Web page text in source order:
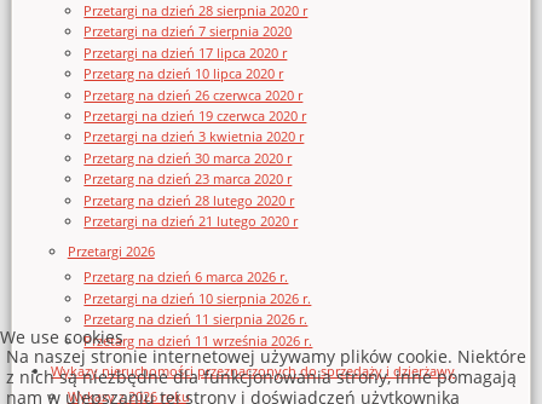
Przetargi na dzień 28 sierpnia 2020 r
Przetargi na dzień 7 sierpnia 2020
Przetargi na dzień 17 lipca 2020 r
Przetarg na dzień 10 lipca 2020 r
Przetarg na dzień 26 czerwca 2020 r
Przetargi na dzień 19 czerwca 2020 r
Przetargi na dzień 3 kwietnia 2020 r
Przetarg na dzień 30 marca 2020 r
Przetarg na dzień 23 marca 2020 r
Przetarg na dzień 28 lutego 2020 r
Przetargi na dzień 21 lutego 2020 r
Przetargi 2026
Przetarg na dzień 6 marca 2026 r.
Przetargi na dzień 10 sierpnia 2026 r.
Przetarg na dzień 11 sierpnia 2026 r.
Przetarg na dzień 11 września 2026 r.
Wykazy nieruchomości przeznaczonych do sprzedaży i dzierżawy
Wykazy z 2026 roku
We use cookies
Na naszej stronie internetowej używamy plików cookie. Niektóre
z nich są niezbędne dla funkcjonowania strony, inne pomagają
nam w ulepszaniu tej strony i doświadczeń użytkownika